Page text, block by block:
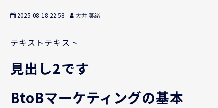
2025-08-18 22:58 大井 菜緒
テキストテキスト
見出し2です
BtoBマーケティングの基本